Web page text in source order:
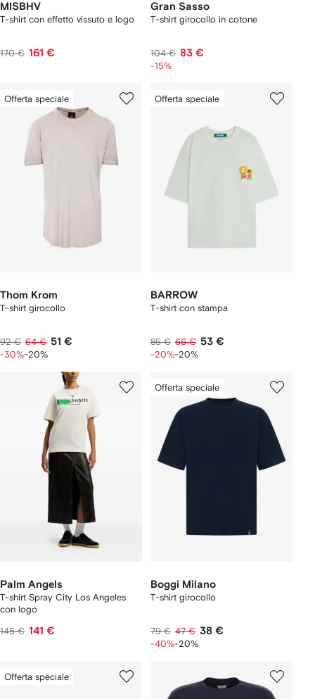
MISBHV
T-shirt con effetto vissuto e logo
170 € 161 €
Gran Sasso
T-shirt girocollo in cotone
104 € 83 €
-15%
Offerta speciale
Thom Krom
T-shirt girocollo
92 € 64 € 51 €
-30%-20%
Offerta speciale
BARROW
T-shirt con stampa
85 € 66 € 53 €
-20%-20%
Palm Angels
T-shirt Spray City Los Angeles
con logo
145 € 141 €
Offerta speciale
Boggi Milano
T-shirt girocollo
79 € 47 € 38 €
-40%-20%
Offerta speciale